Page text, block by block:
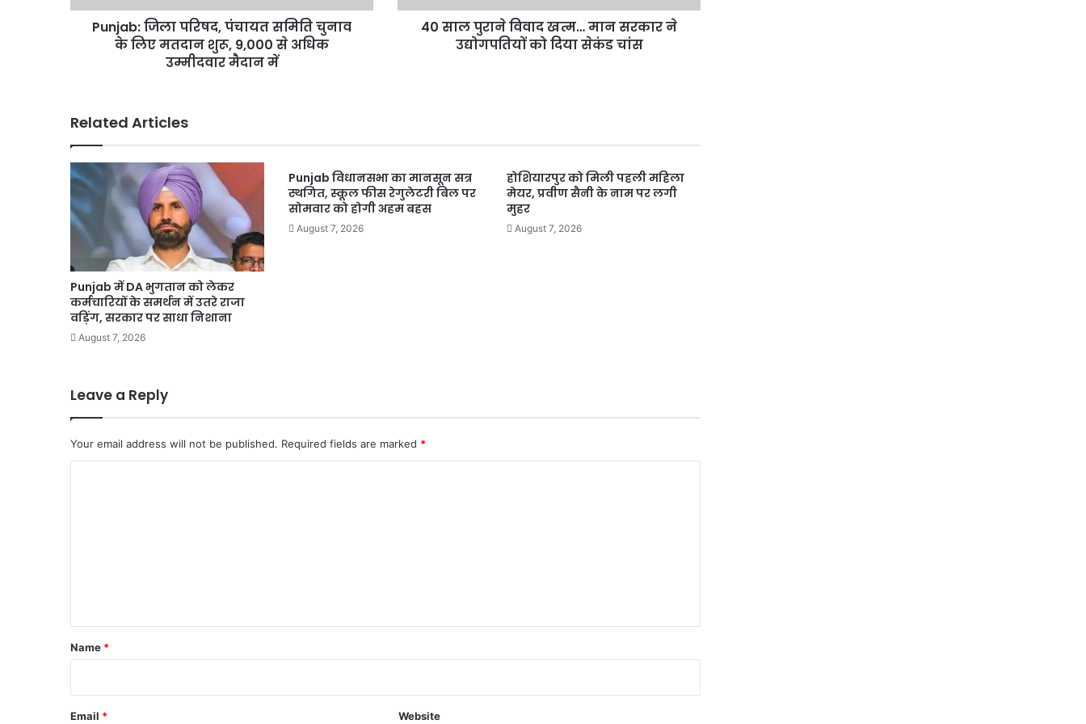
मतदान
में
Punjab: जिला परिषद, पंचायत समिति चुनाव
के लिए मतदान शुरू, 9,000 से अधिक
उम्मीदवार मैदान में
उद्योगपतियों
40 साल पुराने विवाद खत्म… मान सरकार ने
उद्योगपतियों को दिया सेकंड चांस
Related Articles
Punjab में DA भुगतान को लेकर
कर्मचारियों के समर्थन में उतरे राजा
वड़िंग, सरकार पर साधा निशाना
August 7, 2026
Punjab विधानसभा का मानसून सत्र
स्थगित, स्कूल फीस रेगुलेटरी बिल पर
सोमवार को होगी अहम बहस
August 7, 2026
होशियारपुर को मिली पहली महिला
मेयर, प्रवीण सैनी के नाम पर लगी
मुहर
August 7, 2026
Leave a Reply
Your email address will not be published. Required fields are marked *
*
Name *
Email * Website